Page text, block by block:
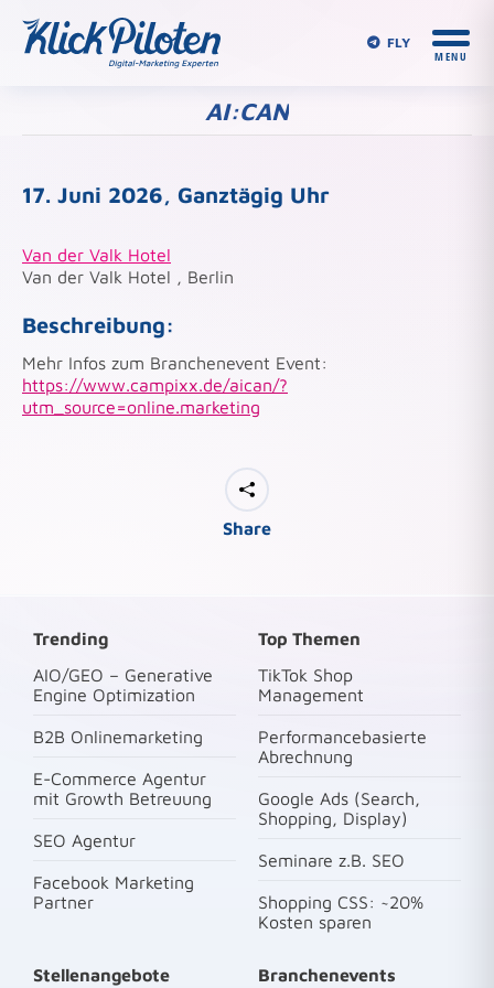
FLY
AI:CAN
Du bist hier:
17. Juni 2026, Ganztägig Uhr
Van der Valk Hotel
Van der Valk Hotel , Berlin
Beschreibung:
Mehr Infos zum Branchenevent Event:
https://www.campixx.de/aican/?
utm_source=online.marketing
Share
Trending
AIO/GEO – Generative
Engine Optimization
B2B Onlinemarketing
E-Commerce Agentur
mit Growth Betreuung
SEO Agentur
Facebook Marketing
Partner
Top Themen
TikTok Shop
Management
Performancebasierte
Abrechnung
Google Ads (Search,
Shopping, Display)
Seminare z.B. SEO
Shopping CSS: ~20%
Kosten sparen
Stellenangebote Branchenevents